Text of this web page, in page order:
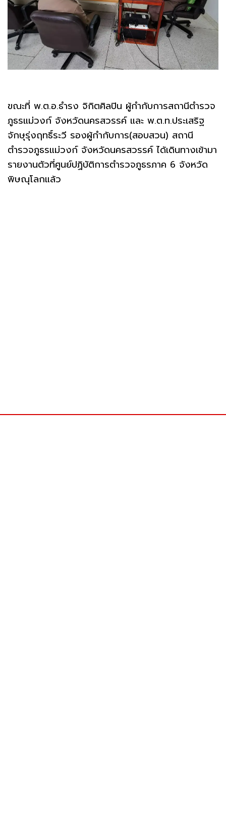
ขณะที่ พ.ต.อ.ธำรง จิกิตศิลปิน ผู้กำกับการสถานีตำรวจ
ภูธรแม่วงก์ จังหวัดนครสวรรค์ และ พ.ต.ท.ประเสริฐ
จักษุรุ่งฤทธิ์ระวี รองผู้กำกับการ(สอบสวน) สถานี
ตำรวจภูธรแม่วงก์ จังหวัดนครสวรรค์ ได้เดินทางเข้ามา
รายงานตัวที่ศูนย์ปฏิบัติการตำรวจภูธรภาค 6 จังหวัด
พิษณุโลกแล้ว